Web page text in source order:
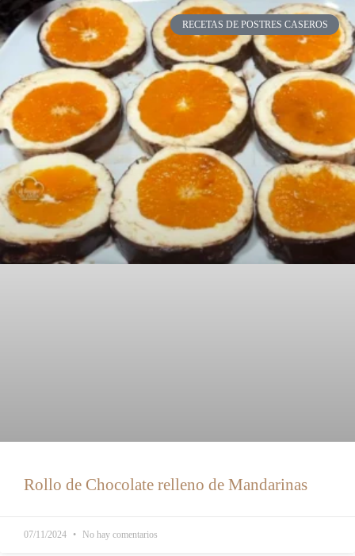
RECETAS DE POSTRES CASEROS
Rollo de Chocolate relleno de Mandarinas
07/11/2024 No hay comentarios